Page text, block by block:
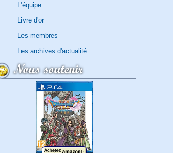
L'équipe
Livre d'or
Les membres
Les archives d'actualité
Nous soutenir